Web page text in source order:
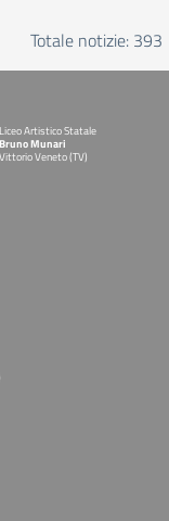
Totale notizie: 393
Liceo Artistico Statale
Bruno Munari
Vittorio Veneto (TV)